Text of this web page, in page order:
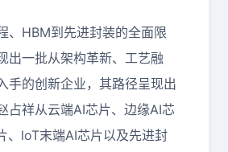
、HBM到先进封装的全面限
出一批从架构革新、工艺融
手的创新企业，其路径呈现出
占祥从云端AI芯片、边缘AI芯
、loT末端AI芯片以及先进封